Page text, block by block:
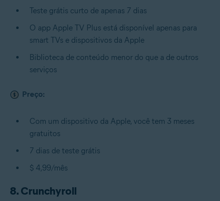
Teste grátis curto de apenas 7 dias
O app Apple TV Plus está disponível apenas para
smart TVs e dispositivos da Apple
Biblioteca de conteúdo menor do que a de outros
serviços
Preço:
Com um dispositivo da Apple, você tem 3 meses
gratuitos
7 dias de teste grátis
$ 4,99/mês
8. Crunchyroll